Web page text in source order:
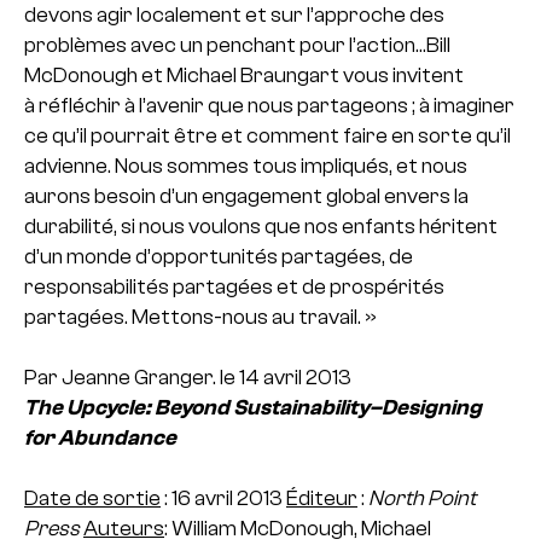
devons agir localement et sur l’approche des
problèmes avec un penchant pour l’action…Bill
McDonough et Michael Braungart vous invitent
à réfléchir à l’avenir que nous partageons ; à imaginer
ce qu’il pourrait être et comment faire en sorte qu’il
advienne. Nous sommes tous impliqués, et nous
aurons besoin d’un engagement global envers la
durabilité, si nous voulons que nos enfants héritent
d’un monde d’opportunités partagées, de
responsabilités partagées et de prospérités
partagées. Mettons-nous au travail. »
Par Jeanne Granger. le 14 avril 2013
The Upcycle: Beyond Sustainability–Designing
forAbundance
Date de sortie : 16 avril 2013 Éditeur : North Point
PressAuteurs: William McDonough, Michael